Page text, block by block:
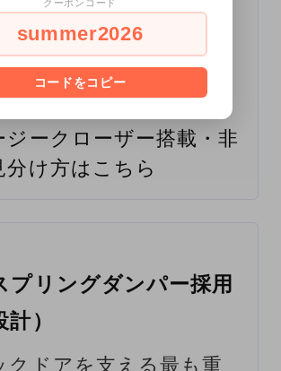
、純正でクローザーが
車両との連動にも完
ています。
ークローザー搭載・非
分け方はこちら
プリングダンパー採用
計）
クドアを支える最も重
クーポンコード
summer2026
コードをコピー